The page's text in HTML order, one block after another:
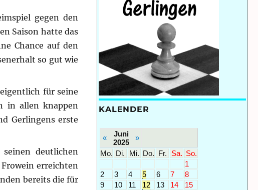
gegen den
Saison hatte das
Chance auf den
so gut wie
für seine
in allen knappen
Gerlingens erste
deutlichen
erreichten
bereits die für
KALENDER
«
Juni
2025
»
Mo. Di. Mi. Do. Fr. Sa. So.
1
2
3 4 5 6 7
8
9
10 11 12 13 14
15